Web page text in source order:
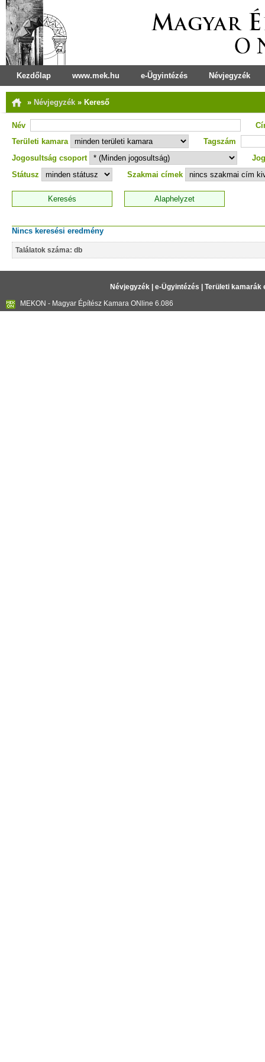
Kezdőlap www.mek.hu e-Ügyintézés Névjegyzék
» Névjegyzék » Kereső
Név
Területi kamara
Tagszám
Jogosultság csoport
Státusz
Szakmai címek
Nincs keresési eredmény
Találatok száma: db
Névjegyzék| e-Ügyintézés
Területi kamarák
MEKON - Magyar Építész Kamara ONline 6.086